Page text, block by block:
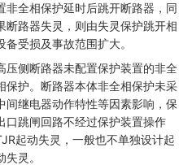
全相保护延时后跳开断路器，同
断路器失灵，则由失灵保护跳开相
受损及事故范围扩大。
压侧断路器未配置保护装置的非全
保护。断路器本体非全相保护未采
间继电器动作特性等因素影响，保
口跳闸回路不经过保护装置操作
起动失灵，一般也不单独设计起
灵。